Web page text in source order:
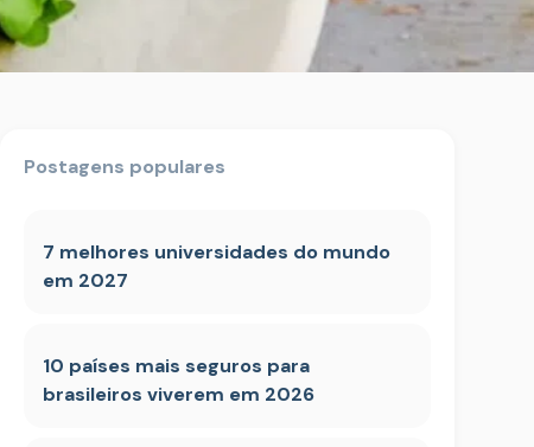
Postagens populares
7 melhores universidades do mundo
em 2027
10 países mais seguros para
brasileiros viverem em 2026